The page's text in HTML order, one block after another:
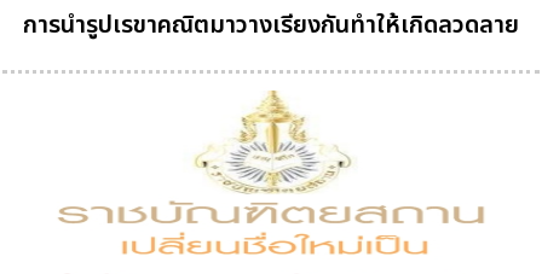
การนำรูปเรขาคณิตมาวางเรียงกันทำให้เกิดลวดลาย